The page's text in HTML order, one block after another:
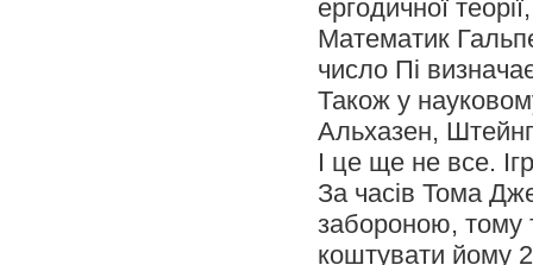
ергодичної
Математик
число Пі
Також у
Альхазен,
І це ще не все.
За часів Тома
забороною, тому
коштувати йому